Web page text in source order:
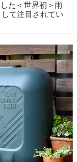
た＜世界初＞雨
て注目されてい